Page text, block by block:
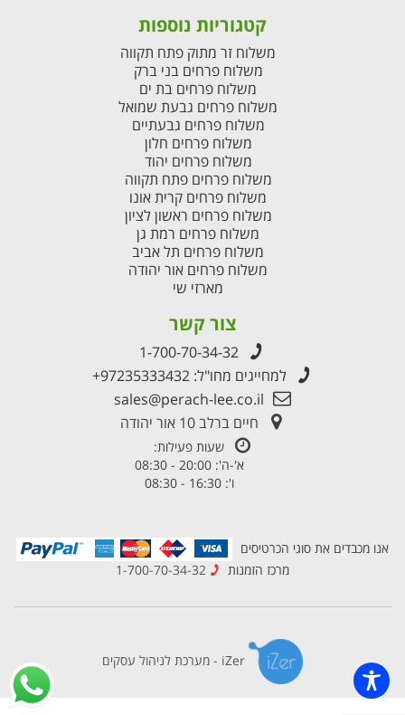
קטגוריות נוספות
משלוח זר מתוק פתח תקווה
משלוח פרחים בני ברק
משלוח פרחים בת ים
משלוח פרחים גבעת שמואל
משלוח פרחים גבעתיים
משלוח פרחים חלון
משלוח פרחים יהוד
משלוח פרחים פתח תקווה
משלוח פרחים קרית אונו
משלוח פרחים ראשון לציון
משלוח פרחים רמת גן
משלוח פרחים תל אביב
משלוח פרחים אור יהודה
מארזי שי
צור קשר
1-700-70-34-32
למחייגים מחו"ל:+97235333432
sales@perach-lee.co.il
חיים ברלב 10 אור יהודה
שעות פעילות:
א'-ה': 20:00 - 08:30
ו': 16:30 - 08:30
אנו מכבדים את סוגי הכרטיסים
מרכז הזמנות
iZer - מערכת לניהול עסקים